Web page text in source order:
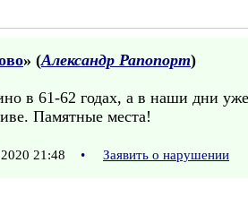
» (Александр Рапопорт)
в 61-62 годах, а в наши дни
Памятные места!
21:48 • Заявить о нарушении